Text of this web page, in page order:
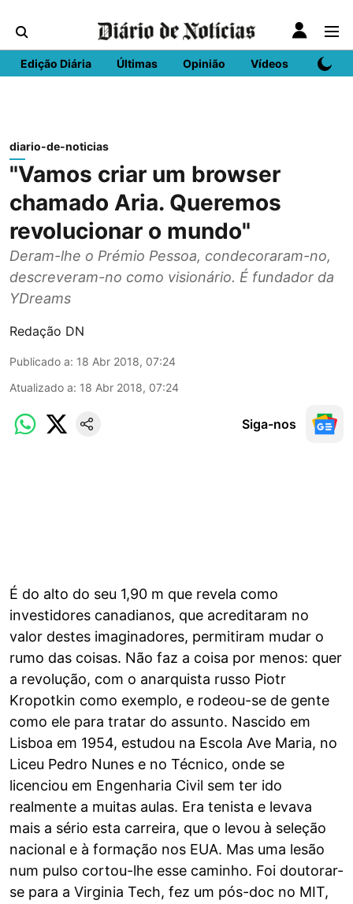
Edição Diária Últimas Opinião Vídeos DN
diario-de-noticias
"Vamos criar um browser
chamado Aria. Queremos
revolucionar o mundo"
Deram-lhe o Prémio Pessoa, condecoraram-no,
descreveram-no como visionário. É fundador da
YDreams
Redação DN
Publicado a: 18 Abr 2018, 07:24
Atualizado a: 18 Abr 2018, 07:24
Siga-nos
É do alto do seu 1,90 m que revela como
investidores canadianos, que acreditaram no
valor destes imaginadores, permitiram mudar o
rumo das coisas. Não faz a coisa por menos: quer
a revolução, com o anarquista russo Piotr
Kropotkin como exemplo, e rodeou-se de gente
como ele para tratar do assunto. Nascido em
Lisboa em 1954, estudou na Escola Ave Maria, no
Liceu Pedro Nunes e no Técnico, onde se
licenciou em Engenharia Civil sem ter ido
realmente a muitas aulas. Era tenista e levava
mais a sério esta carreira, que o levou à seleção
nacional e à formação nos EUA. Mas uma lesão
num pulso cortou-lhe esse caminho. Foi doutorar-
se para a Virginia Tech, fez um pós-doc no MIT,